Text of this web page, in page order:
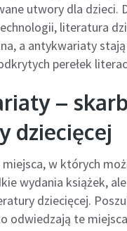
utwory dla dzieci.
literatura
a antykwariaty
perełek
–
dziecięcej
w których
wydania książek,
dziecięcej.
odwiedzają te